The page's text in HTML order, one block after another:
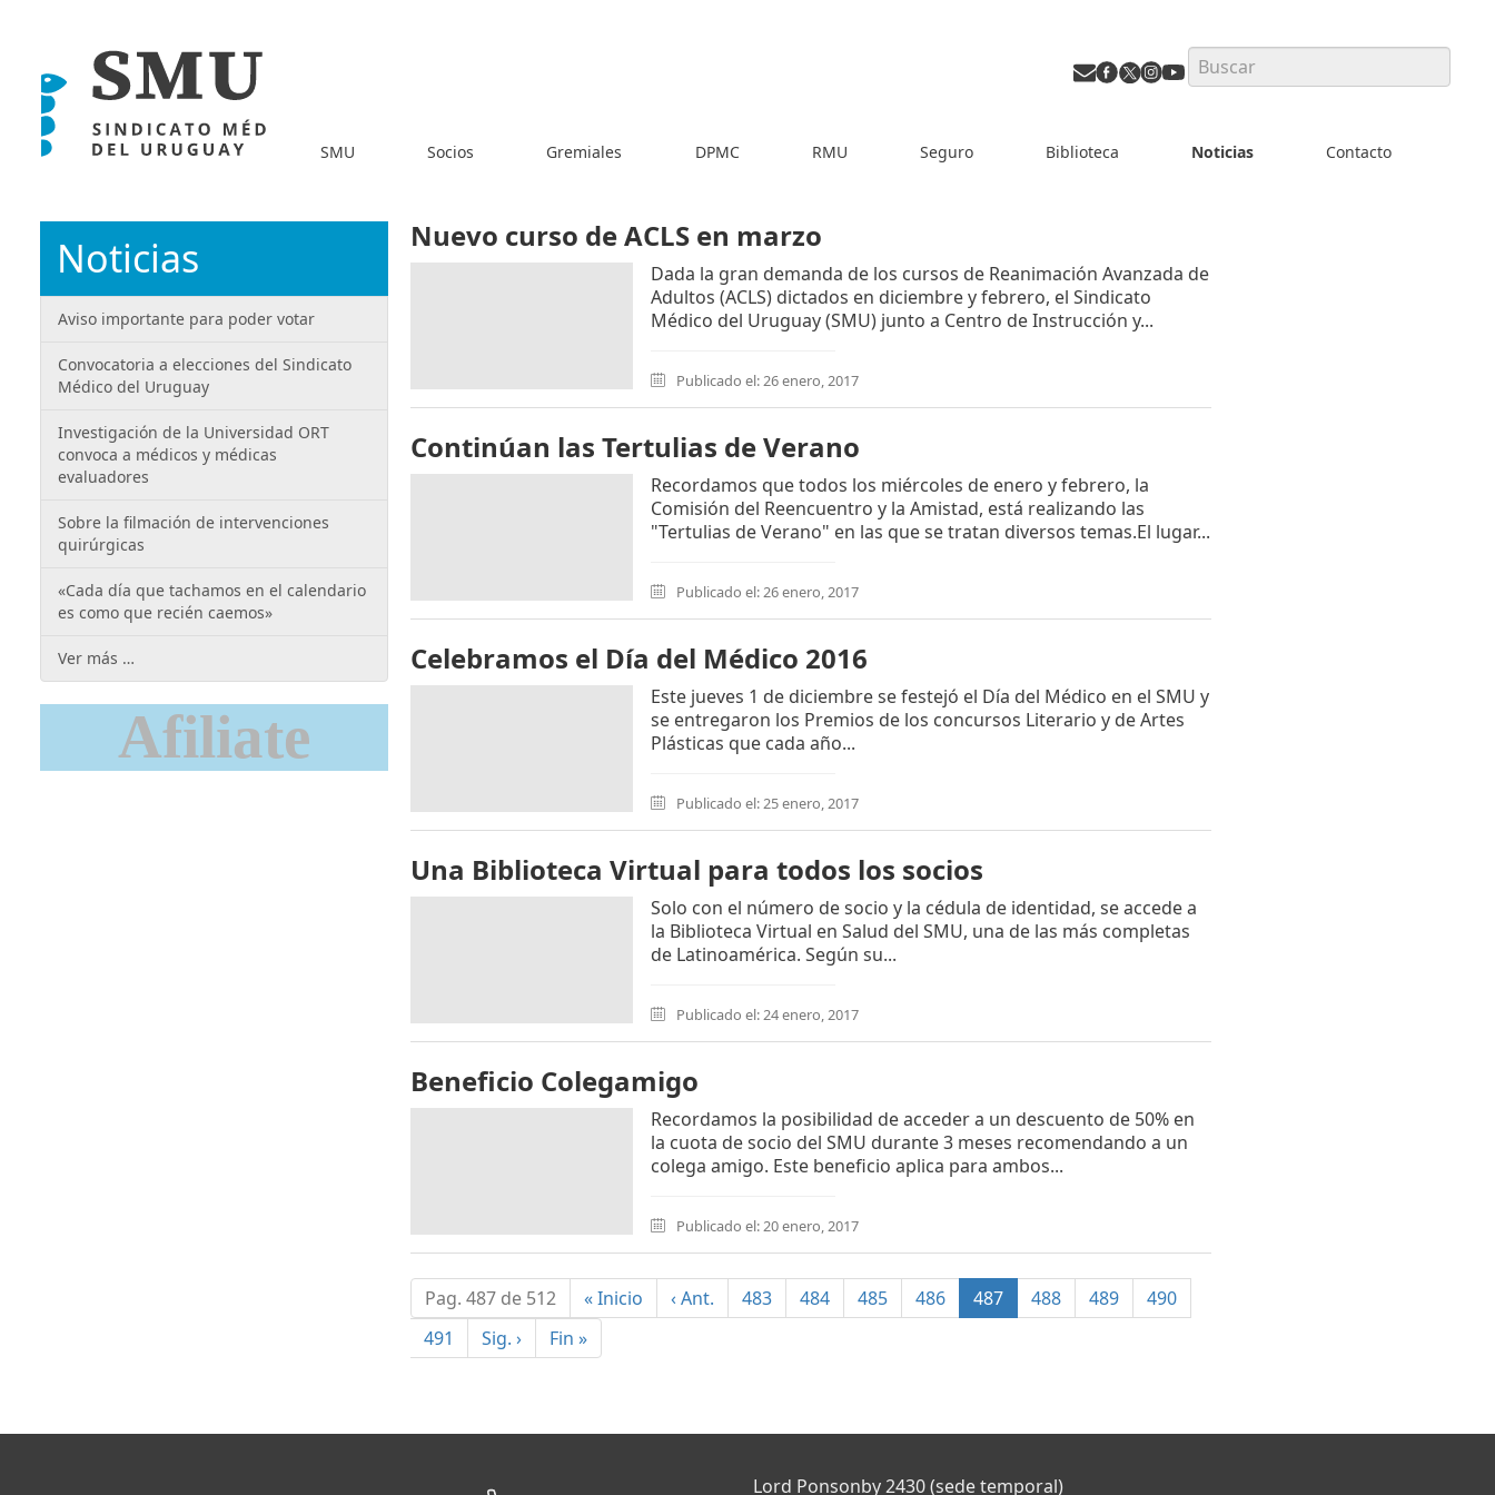
Search
SMU Socios Gremiales DPMC RMU Seguro Biblioteca Noticias Contacto
Nuevo curso de ACLS en marzo
Dada la gran demanda de los cursos de Reanimación Avanzada de
Adultos (ACLS) dictados en diciembre y febrero, el Sindicato
Médico del Uruguay (SMU) junto a Centro de Instrucción y...
Publicado el: 26 enero, 2017
Continúan las Tertulias de Verano
Recordamos que todos los miércoles de enero y febrero, la
Comisión del Reencuentro y la Amistad, está realizando las
"Tertulias de Verano" en las que se tratan diversos temas.El lugar...
Publicado el: 26 enero, 2017
Celebramos el Día del Médico 2016
Este jueves 1 de diciembre se festejó el Día del Médico en el SMU y
se entregaron los Premios de los concursos Literario y de Artes
Plásticas que cada año...
Publicado el: 25 enero, 2017
Una Biblioteca Virtual para todos los socios
Solo con el número de socio y la cédula de identidad, se accede a
la Biblioteca Virtual en Salud del SMU, una de las más completas
de Latinoamérica. Según su...
Publicado el: 24 enero, 2017
Beneficio Colegamigo
Recordamos la posibilidad de acceder a un descuento de 50% en
la cuota de socio del SMU durante 3 meses recomendando a un
colega amigo. Este beneficio aplica para ambos...
Publicado el: 20 enero, 2017
Pag. 487 de 512 «Inicio ‹ Ant. 483 484 485 486 487(current)
488 489
490
491
Sig. › Fin »
Noticias
Aviso importante para poder votar
Convocatoria a elecciones del Sindicato
Médico del Uruguay
Investigación de la Universidad ORT
convoca a médicos y médicas
evaluadores
Sobre la filmación de intervenciones
quirúrgicas
«Cada día que tachamos en el calendario
es como que recién caemos»
Ver más …
Afiliate
Lord Ponsonby 2430 (sede temporal)